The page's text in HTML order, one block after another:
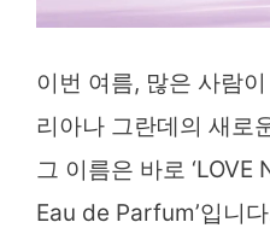
이번 여름, 많은 사람
리아나 그란데의 새로
그 이름은 바로
Eau de Parfum’입니